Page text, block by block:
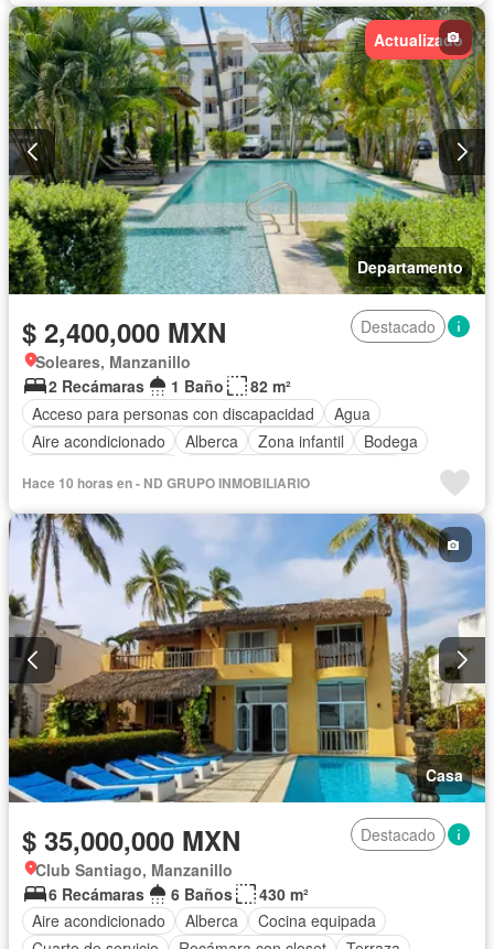
Actualizado
Departamento
$ 2,400,000 MXN
Destacado
Soleares, Manzanillo
2 Recámaras
1 Baño
82 m²
Acceso para personas con discapacidad
Agua
Aire acondicionado
Alberca Zona infantil
Bodega
Cisterna
Cocina equipada Cocina integral
Cuarto de servicio
Estacionamiento
Gas natural
Internet
Recámara con closet
Sala polivalente
Seguridad
Televisión por cable
Terraza
Vista panorámica Wifi
Zonas verdes
Completamente amueblado
Hace 10 horas en - ND GRUPO INMOBILIARIO
Casa
$ 35,000,000 MXN
Destacado
Club Santiago, Manzanillo
6 Recámaras
6 Baños
430 m²
Aire acondicionado
Alberca
Cocina equipada